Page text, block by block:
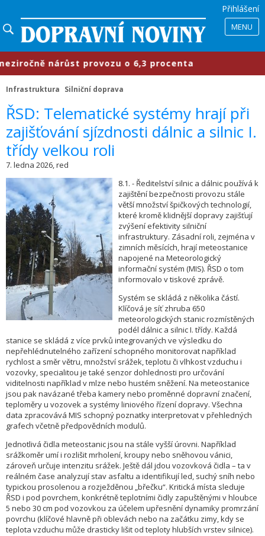
Přihlášení
MENU
nárůst provozu o 6,3 procenta
Infrastruktura Silniční doprava
​ŘSD: Telematické systémy hrají při
zajišťování sjízdnosti dálnic a silnic I.
třídy velkou roli
7. ledna 2026, red
8.1. - Ředitelství silnic a dálnic používá k
zajištění bezpečnosti provozu stále
větší množství špičkových technologií,
které kromě klidnější dopravy zajišťují
zvýšení efektivity silniční
infrastruktury. Zásadní roli, zejména v
zimních měsících, hrají meteostanice
napojené na Meteorologický
informační systém (MIS). ŘSD o tom
informovalo v tiskové zprávě.
Systém se skládá z několika částí.
Klíčová je síť zhruba 650
meteorologických stanic rozmístěných
podél dálnic a silnic I. třídy. Každá
stanice se skládá z více prvků integrovaných ve výsledku do
nepřehlédnutelného zařízení schopného monitorovat například
rychlost a směr větru, množství srážek, teplotu či vlhkost vzduchu i
vozovky, specialitou je také senzor dohlednosti pro určování
viditelnosti například v mlze nebo hustém sněžení. Na meteostanice
jsou pak navázané třeba kamery nebo proměnné dopravní značení,
teploměry u vozovek a systémy liniového řízení dopravy. Všechna
data zpracovává MIS schopný poznatky interpretovat v přehledných
grafech včetně předpovědních modulů.
Jednotlivá čidla meteostanic jsou na stále vyšší úrovni. Například
srážkoměr umí i rozlišit mrholení, kroupy nebo sněhovou vánici,
zároveň určuje intenzitu srážek. Ještě dál jdou vozovková čidla – ta v
reálném čase analyzují stav asfaltu a identifikují led, suchý sníh nebo
typickou prosolenou a rozježděnou „břečku“. Kritická místa sleduje
ŘSD i pod povrchem, konkrétně teplotními čidly zapuštěnými v hloubce
5 nebo 30 cm pod vozovkou za účelem upřesnění dynamiky promrzání
povrchu (klíčové hlavně při oblevách nebo na začátku zimy, kdy se
teplota vzduchu může drasticky lišit od teploty hlubších vrstev silnice).